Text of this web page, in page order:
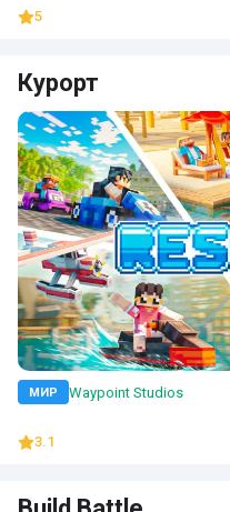
5
Курорт
МИР Waypoint Studios
3.1